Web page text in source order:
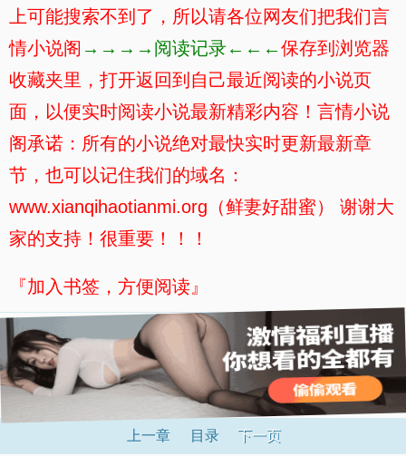
上可能搜索不到了，所以请各位网友们把我们言
情小说阁 →→→→阅读记录←←←保存到浏览器
收藏夹里，打开返回到自己最近阅读的小说页
面，以便实时阅读小说最新精彩内容！言情小说
阁承诺：所有的小说绝对最快实时更新最新章
节，也可以记住我们的域名：
www.xianqihaotianmi.org（鲜妻好甜蜜） 谢谢大
家的支持！很重要！！！
『加入书签，方便阅读』
上一章 目录 下一页